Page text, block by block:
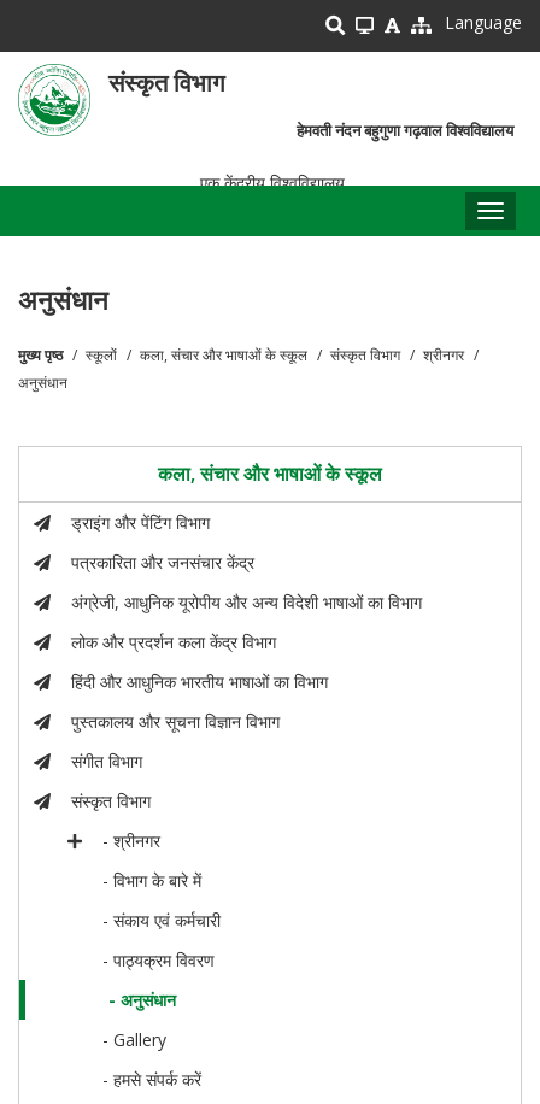
main
content
Language
संस्कृत विभाग
हेमवती नंदन बहुगुणा गढ़वाल विश्वविद्यालय
एक केंद्रीय विश्वविद्यालय
अनुसंधान
पग
मुख्य पृष्ठ स्कूलों कला, संचार और भाषाओं के स्कूल संस्कृत विभाग
श्रीनगर
अनुसंधान
कला, संचार और भाषाओं के स्कूल
ड्राइंग और पेंटिंग विभाग
पत्रकारिता और जनसंचार केंद्र
अंग्रेजी, आधुनिक यूरोपीय और अन्य विदेशी भाषाओं का विभाग
लोक और प्रदर्शन कला केंद्र विभाग
हिंदी और आधुनिक भारतीय भाषाओं का विभाग
पुस्तकालय और सूचना विज्ञान विभाग
संगीत विभाग
संस्कृत विभाग
- श्रीनगर
- विभाग के बारे में
- संकाय एवं कर्मचारी
- पाठ्यक्रम विवरण
- अनुसंधान
- Gallery
- हमसे संपर्क करें